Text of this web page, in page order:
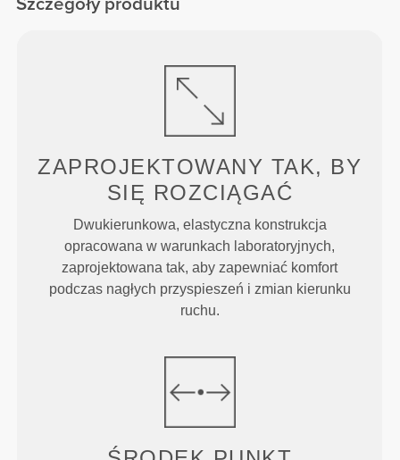
ZAPROJEKTOWANY TAK, BY
SIĘ ROZCIĄGAĆ
Dwukierunkowa, elastyczna konstrukcja
opracowana w warunkach laboratoryjnych,
zaprojektowana tak, aby zapewniać komfort
podczas nagłych przyspieszeń i zmian kierunku
ruchu.